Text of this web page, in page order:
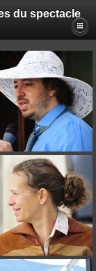
du spectacle